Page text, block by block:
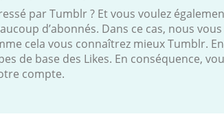
par Tumblr ? Et vous voulez
d’abonnés. Dans ce cas, nous
cela vous connaîtrez mieux Tumblr.
de base des Likes. En conséquence,
compte.